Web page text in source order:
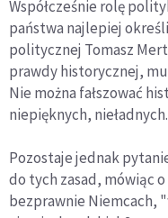
Współcześnie rolę
państwa najlepiej
politycznej Tomasz
prawdy historycznej,
Nie można fałszować
niepięknych, nieładnych.
Pozostaje jednak
do tych zasad, mówiąc
bezprawnie Niemcach,